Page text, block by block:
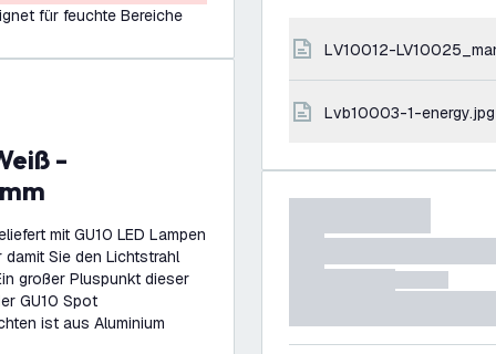
für feuchte Bereiche
mit GU10 LED Lampen
Sie den Lichtstrahl
großer Pluspunkt dieser
GU10 Spot
ist aus Aluminium
LV10012-
lvb10003-1-energy.jpg